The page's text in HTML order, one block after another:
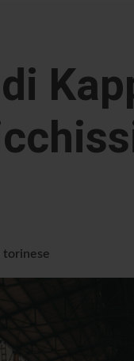
torinese